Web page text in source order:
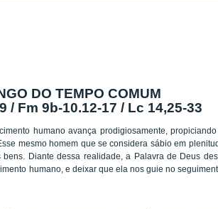
DO TEMPO COMUM
/ Fm 9b-10.12-17 / Lc 14,25-33
humano avança prodigiosamente,
mesmo homem que se considera sábio em
Diante dessa realidade, a Palavra de Deus
humano, e deixar que ela nos guie no